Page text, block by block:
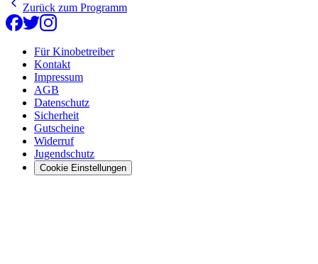
Zurück zum Programm
Für Kinobetreiber
Kontakt
Impressum
AGB
Datenschutz
Sicherheit
Gutscheine
Widerruf
Jugendschutz
Cookie Einstellungen